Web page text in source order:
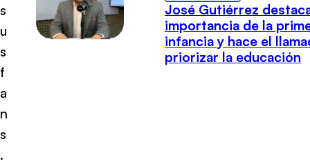
s
u
s
f
a
n
s
.
José Gutiérrez
importancia de la
infancia y hace el
priorizar la educación